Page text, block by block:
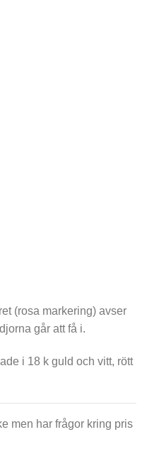
(rosa markering) avser
går att få i.
i 18 k guld och vitt, rött
men har frågor kring pris